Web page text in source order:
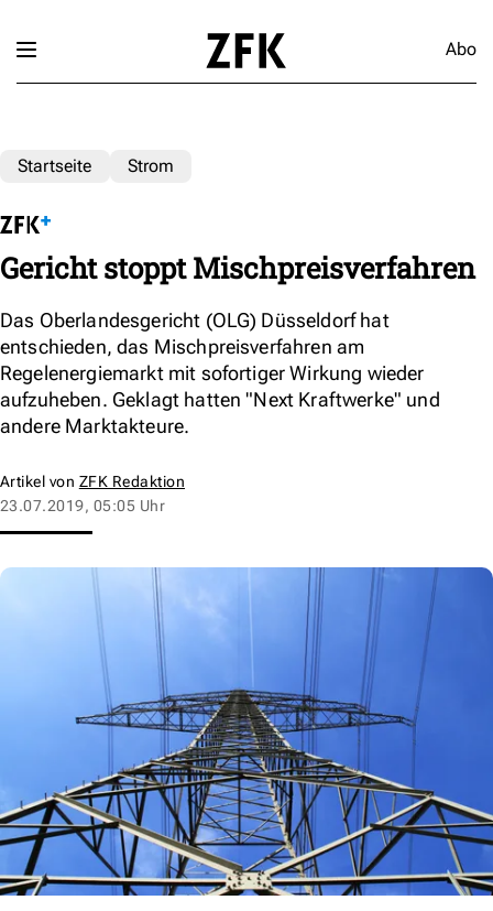
Abo
Startseite Strom
Gericht stoppt Mischpreisverfahren
Das Oberlandesgericht (OLG) Düsseldorf hat
entschieden, das Mischpreisverfahren am
Regelenergiemarkt mit sofortiger Wirkung wieder
aufzuheben. Geklagt hatten "Next Kraftwerke" und
andere Marktakteure.
Artikel von ZFK Redaktion
23.07.2019, 05:05 Uhr